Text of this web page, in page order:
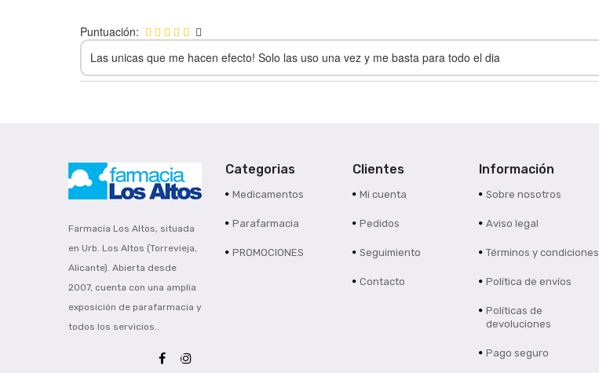
Puntuación:
Las unicas que me hacen efecto! Solo las uso una vez y me basta para todo el dia
Farmacia Los Altos, situada
en Urb. Los Altos (Torrevieja,
Alicante). Abierta desde
2007, cuenta con una amplia
exposición de parafarmacia y
todos los servicios..
Categorias
Medicamentos
Parafarmacia
PROMOCIONES
Clientes
Mi cuenta
Pedidos
Seguimiento
Contacto
Información
Sobre nosotros
Aviso legal
Términos y condiciones
Política de envíos
Políticas de
devoluciones
Pago seguro